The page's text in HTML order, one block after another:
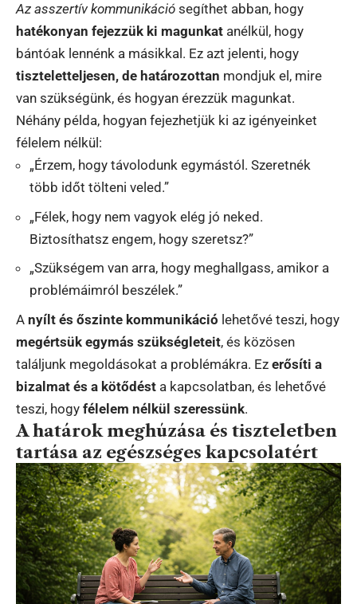
Az asszertív kommunikáció segíthet abban, hogy
hatékonyan fejezzük ki magunkat anélkül, hogy
bántóak lennénk a másikkal. Ez azt jelenti, hogy
tiszteletteljesen, de határozottan mondjuk el, mire
van szükségünk, és hogyan érezzük magunkat.
Néhány példa, hogyan fejezhetjük ki az igényeinket
félelem nélkül:
„Érzem, hogy távolodunk egymástól. Szeretnék
több időt tölteni veled.”
„Félek, hogy nem vagyok elég jó neked.
Biztosíthatsz engem, hogy szeretsz?”
„Szükségem van arra, hogy meghallgass, amikor a
problémáimról beszélek.”
A nyílt és őszinte kommunikáció lehetővé teszi, hogy
megértsük egymás szükségleteit, és közösen
találjunk megoldásokat a problémákra. Ez erősíti a
bizalmat és a kötődést a kapcsolatban, és lehetővé
teszi, hogy félelem nélkül szeressünk.
A határok meghúzása és tiszteletben
tartása az egészséges kapcsolatért